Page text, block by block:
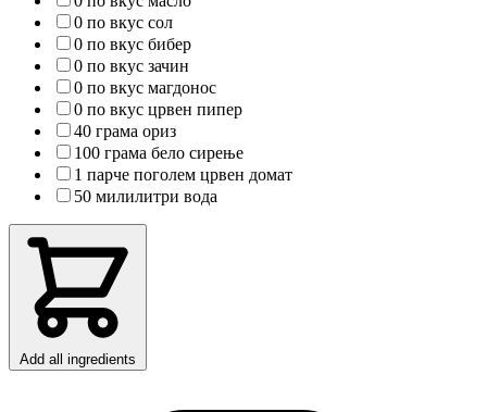
0 по вкус сол
0 по вкус бибер
0 по вкус зачин
0 по вкус магдонос
0 по вкус црвен пипер
40 грама ориз
100 грама бело сирење
1 парче поголем црвен домат
50 милилитри вода
Add all ingredients